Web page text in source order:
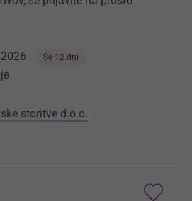
Še 12 dni
storitve d.o.o.